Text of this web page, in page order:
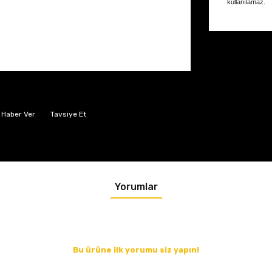
Ver Tavsiye Et
kullanılamaz.
Yorumlar
Bu ürüne ilk yorumu siz yapın!